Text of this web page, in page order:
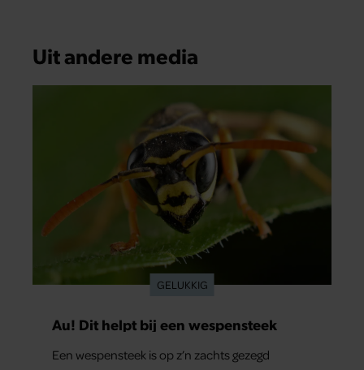
Uit andere media
GELUKKIG
Au! Dit helpt bij een wespensteek
Een wespensteek is op z’n zachts gezegd